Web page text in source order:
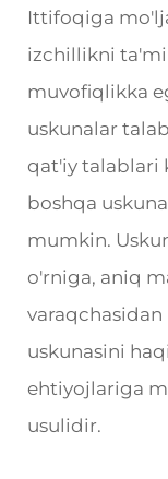
Ittifoqiga
izchillikni
muvofiqlikka
uskunalar
qat'iy talablari
boshqa
mumkin.
o'rniga, aniq
uskunasini
ehtiyojlariga
usulidir.